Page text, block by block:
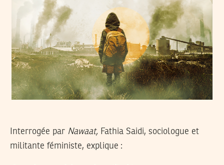
Interrogée par Nawaat, Fathia Saidi, sociologue et
militante féministe, explique :